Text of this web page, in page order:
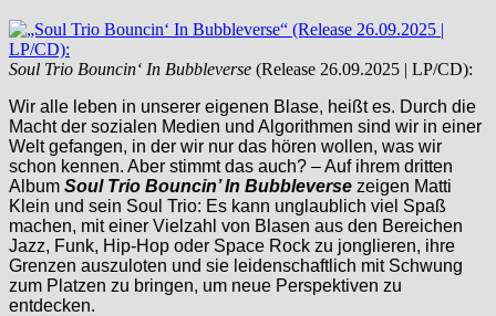
Soul Trio Bouncin‘ In Bubbleverse (Release 26.09.2025 | LP/CD):
Wir alle leben in unserer eigenen Blase, heißt es. Durch die
Macht der sozialen Medien und Algorithmen sind wir in einer
Welt gefangen, in der wir nur das hören wollen, was wir
schon kennen. Aber stimmt das auch? – Auf ihrem dritten
Album Soul Trio Bouncin’ In Bubbleverse zeigen Matti
Klein und sein Soul Trio: Es kann unglaublich viel Spaß
machen, mit einer Vielzahl von Blasen aus den Bereichen
Jazz, Funk, Hip-Hop oder Space Rock zu jonglieren, ihre
Grenzen auszuloten und sie leidenschaftlich mit Schwung
zum Platzen zu bringen, um neue Perspektiven zu
entdecken.